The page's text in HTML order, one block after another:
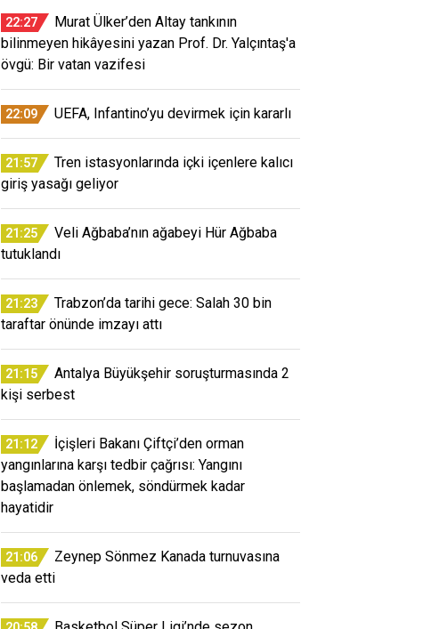
22:27
Murat Ülker’den Altay tankının
bilinmeyen hikâyesini yazan Prof. Dr. Yalçıntaş'a
övgü: Bir vatan vazifesi
22:09 UEFA, Infantino’yu devirmek için kararlı
21:57
Tren istasyonlarında içki içenlere kalıcı
giriş yasağı geliyor
21:25
Veli Ağbaba’nın ağabeyi Hür Ağbaba
tutuklandı
21:23
Trabzon’da tarihi gece: Salah 30 bin
taraftar önünde imzayı attı
21:15
Antalya Büyükşehir soruşturmasında 2
kişi serbest
21:12
İçişleri Bakanı Çiftçi’den orman
yangınlarına karşı tedbir çağrısı: Yangını
başlamadan önlemek, söndürmek kadar
hayatidir
21:06
Zeynep Sönmez Kanada turnuvasına
veda etti